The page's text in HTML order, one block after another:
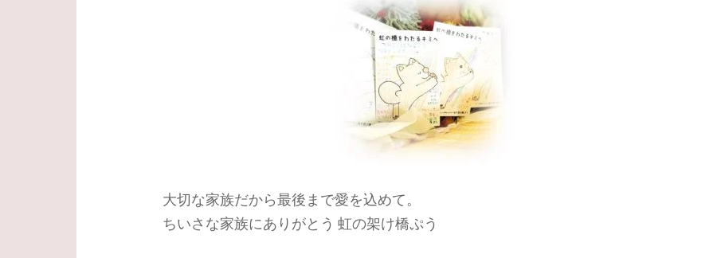
大切な家族だから最後まで愛を込めて。
ちいさな家族にありがとう 虹の架け橋ぷう